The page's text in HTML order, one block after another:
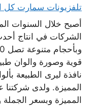
تلفزيونات سمارت كل
أصبح خلال السنوات
الشركات في انتاج
قوية وصورة والوان
نافذة ليرى الطبيعة
المميزة. ولدى
المميزة وبسعر